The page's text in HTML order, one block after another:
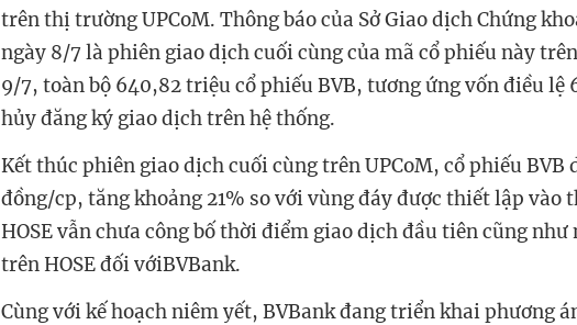
trên thị trường UPCoM. Thông báo của Sở Giao dịch Chứng
ngày 8/7 là phiên giao dịch cuối cùng của mã cổ phiếu này
9/7, toàn bộ 640,82 triệu cổ phiếu BVB, tương ứng vốn điều lệ
hủy đăng ký giao dịch trên hệ thống.
Kết thúc phiên giao dịch cuối cùng trên UPCoM, cổ phiếu BVB
đồng/cp, tăng khoảng 21% so với vùng đáy được thiết lập vào
HOSE vẫn chưa công bố thời điểm giao dịch đầu tiên cũng
trên HOSE đối vớiBVBank.
Cùng với kế hoạch niêm yết, BVBank đang triển khai phương